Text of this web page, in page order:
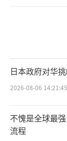
日本政府对华挑
2026-08-06 14:21:45
不愧是全球最
流程